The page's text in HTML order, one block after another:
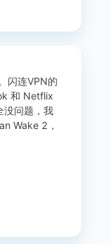
闪连VPN的
和 Netflix
没问题，我
Wake 2，